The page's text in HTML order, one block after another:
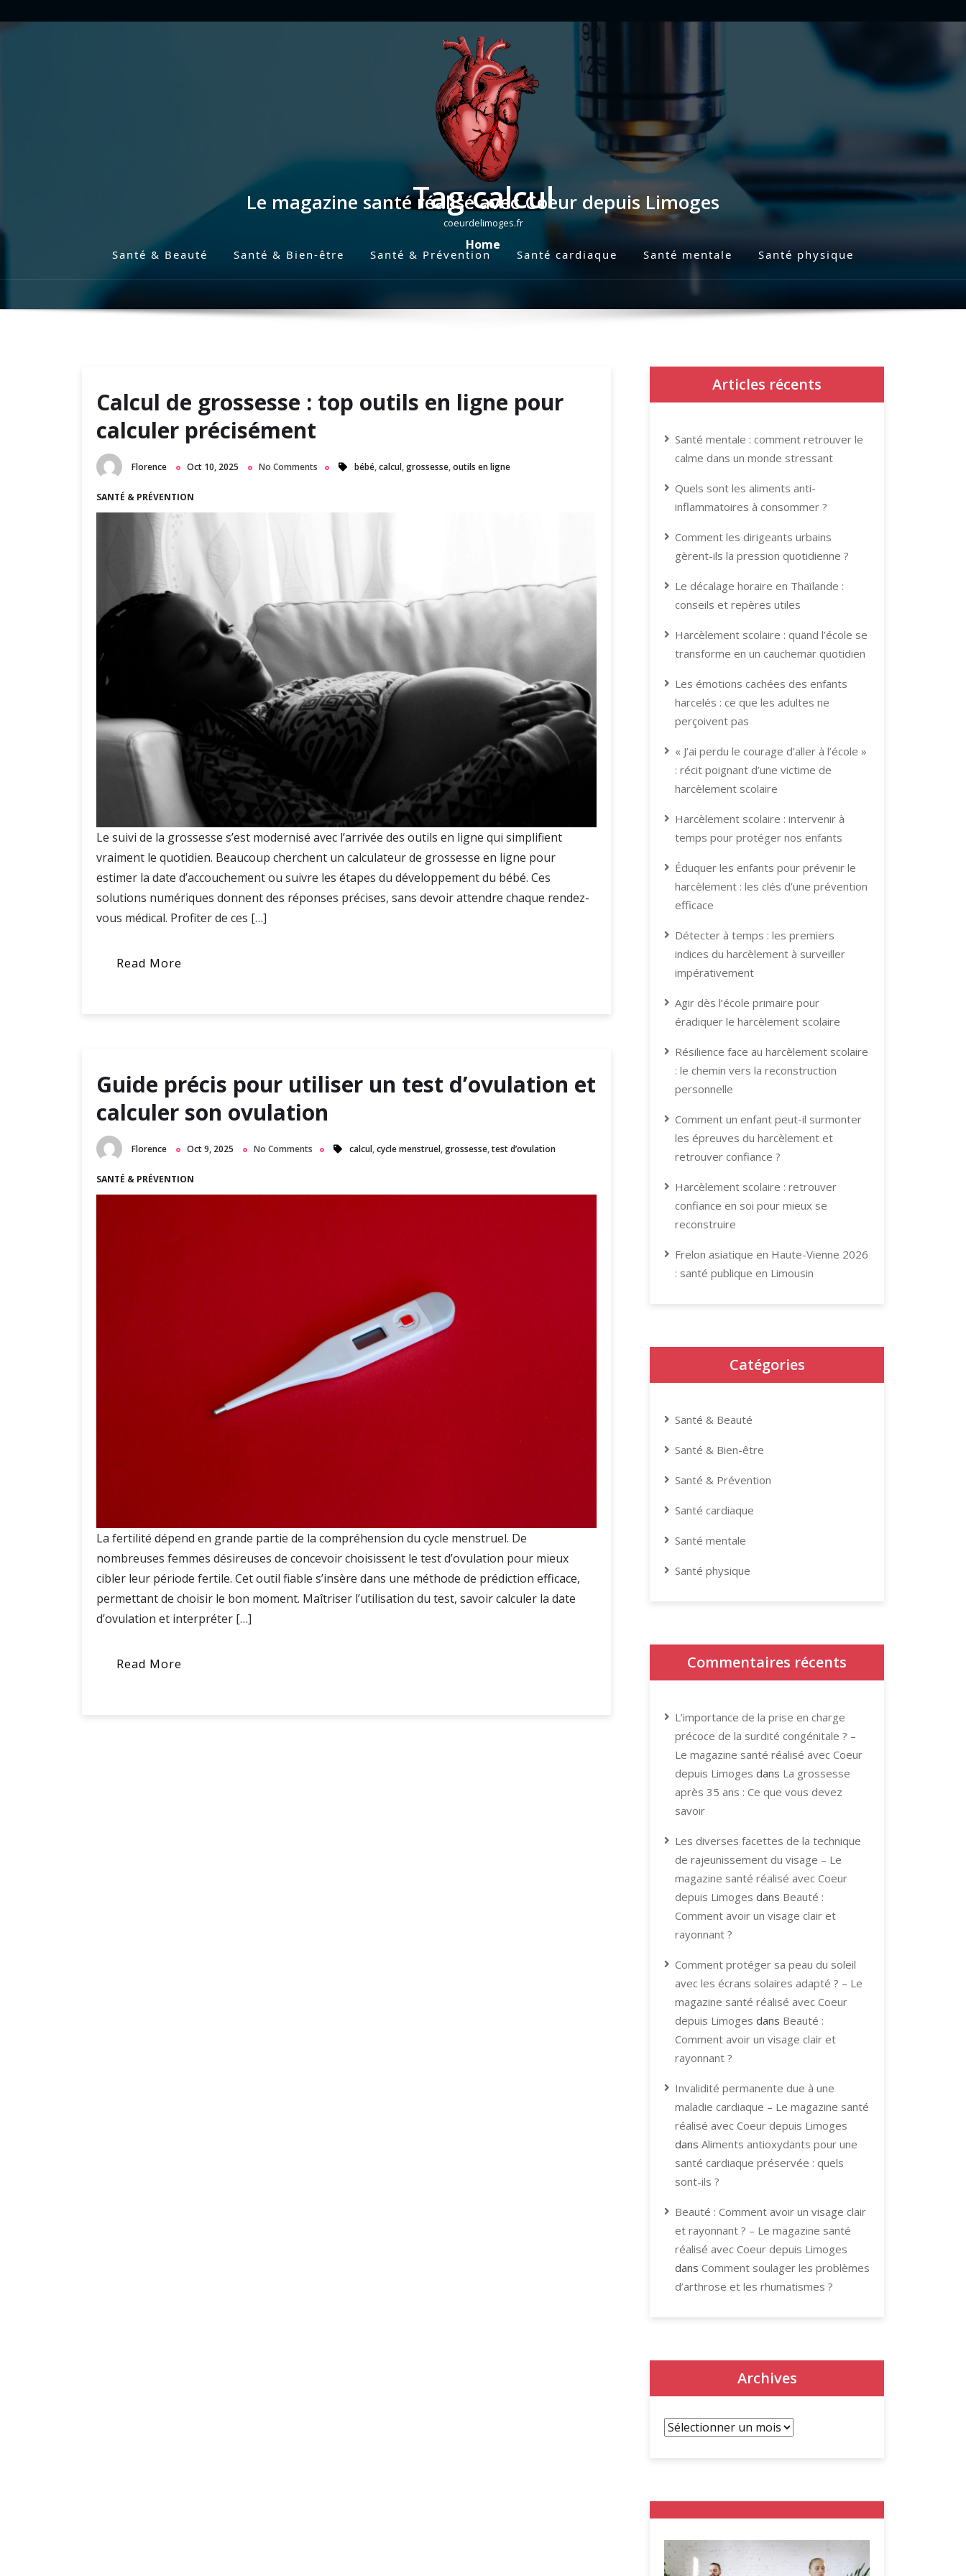
to
Le magazine santé réalisé avec Coeur depuis Limoges
coeurdelimoges.fr
r
M
e
u
Santé & Beauté Santé & Bien-être Santé & Prévention Santé cardiaque Santé mentale Santé physique
Tag calcul
Home
Calcul de grossesse : top outils en ligne pour
calculer précisément
Florence Oct 10, 2025 No Comments bébé,calcul,grossesse,outils en ligne
SANTÉ & PRÉVENTION
Le suivi de la grossesse s’est modernisé avec l’arrivée des outils en ligne qui simplifient
vraiment le quotidien. Beaucoup cherchent un calculateur de grossesse en ligne pour
estimer la date d’accouchement ou suivre les étapes du développement du bébé. Ces
solutions numériques donnent des réponses précises, sans devoir attendre chaque rendez-
vous médical. Profiter de ces […]
Read More
Guide précis pour utiliser un test d’ovulation et
calculer son ovulation
Florence Oct 9, 2025 No Comments calcul,cycle menstruel,grossesse,test d’ovulation
SANTÉ & PRÉVENTION
La fertilité dépend en grande partie de la compréhension du cycle menstruel. De
nombreuses femmes désireuses de concevoir choisissent le test d’ovulation pour mieux
cibler leur période fertile. Cet outil fiable s’insère dans une méthode de prédiction efficace,
permettant de choisir le bon moment. Maîtriser l’utilisation du test, savoir calculer la date
d’ovulation et interpréter […]
Read More
Articles récents
Santé mentale : comment retrouver le
calme dans un monde stressant
Quels sont les aliments anti-
inflammatoires à consommer ?
Comment les dirigeants urbains
gèrent-ils la pression quotidienne ?
Le décalage horaire en Thaïlande :
conseils et repères utiles
Harcèlement scolaire : quand l’école se
transforme en un cauchemar quotidien
Les émotions cachées des enfants
harcelés : ce que les adultes ne
perçoivent pas
« J’ai perdu le courage d’aller à l’école »
: récit poignant d’une victime de
harcèlement scolaire
Harcèlement scolaire : intervenir à
temps pour protéger nos enfants
Éduquer les enfants pour prévenir le
harcèlement : les clés d’une prévention
efficace
Détecter à temps : les premiers
indices du harcèlement à surveiller
impérativement
Agir dès l’école primaire pour
éradiquer le harcèlement scolaire
Résilience face au harcèlement scolaire
: le chemin vers la reconstruction
personnelle
Comment un enfant peut-il surmonter
les épreuves du harcèlement et
retrouver confiance ?
Harcèlement scolaire : retrouver
confiance en soi pour mieux se
reconstruire
Frelon asiatique en Haute-Vienne 2026
: santé publique en Limousin
Catégories
Santé & Beauté
Santé & Bien-être
Santé & Prévention
Santé cardiaque
Santé mentale
Santé physique
Commentaires récents
L’importance de la prise en charge
précoce de la surdité congénitale ? –
Le magazine santé réalisé avec Coeur
depuis Limoges dans La grossesse
après 35 ans : Ce que vous devez
savoir
Les diverses facettes de la technique
de rajeunissement du visage – Le
magazine santé réalisé avec Coeur
depuis Limoges dans Beauté :
Comment avoir un visage clair et
rayonnant ?
Comment protéger sa peau du soleil
avec les écrans solaires adapté ? – Le
magazine santé réalisé avec Coeur
depuis Limoges dans Beauté :
Comment avoir un visage clair et
rayonnant ?
Invalidité permanente due à une
maladie cardiaque – Le magazine santé
réalisé avec Coeur depuis Limoges
dans Aliments antioxydants pour une
santé cardiaque préservée : quels
sont-ils ?
Beauté : Comment avoir un visage clair
et rayonnant ? – Le magazine santé
réalisé avec Coeur depuis Limoges
dans Comment soulager les problèmes
d’arthrose et les rhumatismes ?
Archives
Archives